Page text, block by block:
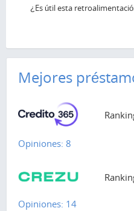
¿Es útil esta
Mejores
Opiniones: 8
Opiniones: 14